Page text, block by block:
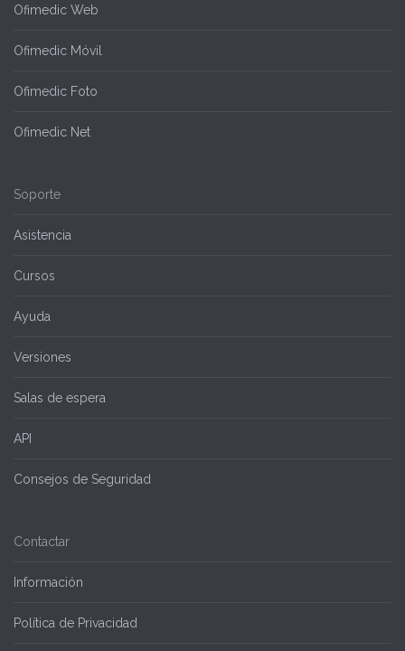
Ofimedic Web
Ofimedic Móvil
Ofimedic Foto
Ofimedic Net
Soporte
Asistencia
Cursos
Ayuda
Versiones
Salas de espera
API
Consejos de Seguridad
Contactar
Información
Política de Privacidad